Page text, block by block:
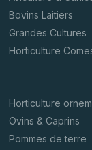
Bovins Laitiers
Grandes Cultures
Horticulture
Horticulture
Ovins & Caprins
Pommes de terre